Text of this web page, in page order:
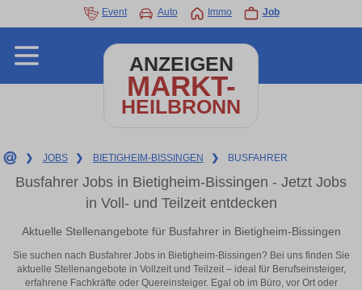
Event Auto Immo Job
ANZEIGEN
MARKT-
HEILBRONN
❯ JOBS ❯ BIETIGHEIM-BISSINGEN ❯ BUSFAHRER
Busfahrer Jobs in Bietigheim-Bissingen - Jetzt Jobs
in Voll- und Teilzeit entdecken
Aktuelle Stellenangebote für Busfahrer in Bietigheim-Bissingen
Sie suchen nach Busfahrer Jobs in Bietigheim-Bissingen? Bei uns finden Sie
aktuelle Stellenangebote in Vollzeit und Teilzeit – ideal für Berufseinsteiger,
erfahrene Fachkräfte oder Quereinsteiger. Egal ob im Büro, vor Ort oder